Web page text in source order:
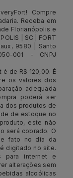
Compre
Receba em
Florianópolis e
| SC | FORT
9580 | Santo
001 - CNPJ
de R$ 120,00. É
os valores dos
adequada
poderá ser
dos produtos de
de estoque no
este não
será cobrado. O
fato no dia da
digitado no site.
para internet e
alterações sem
alcoólicas